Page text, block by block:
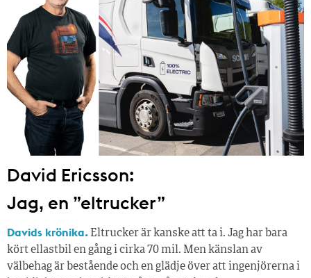
David Ericsson:
Jag, en ”eltrucker”
Davids krönika. Eltrucker är kanske att ta i. Jag har bara
kört ellastbil en gång i cirka 70 mil. Men känslan av
välbehag är bestående och en glädje över att ingenjörerna i